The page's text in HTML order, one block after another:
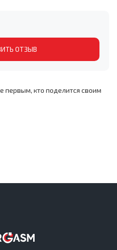
ОТЗЫВ
первым, кто поделится своим